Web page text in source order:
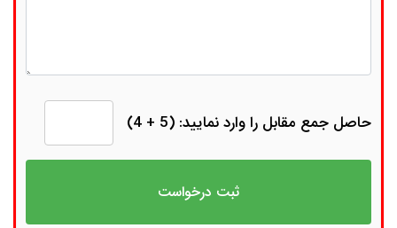
حاصل جمع مقابل را وارد نمایید: (5 + 4)